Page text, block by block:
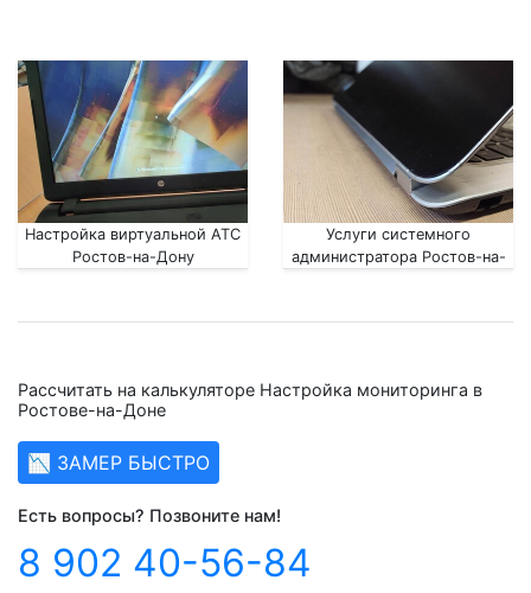
Настройка виртуальной АТС
Ростов-на-Дону
Услуги системного
администратора Ростов-на-
Рассчитать на калькуляторе Настройка мониторинга в
Ростове-на-Доне
📉 ЗАМЕР БЫСТРО
Есть вопросы? Позвоните нам!
8 902 40-56-84